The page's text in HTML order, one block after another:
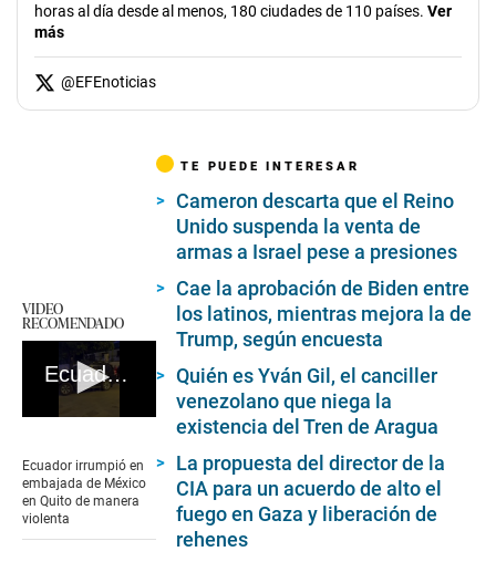
horas al día desde al menos, 180 ciudades de 110 países. Ver
más
@EFEnoticias
VIDEO
RECOMENDADO
Ecuador irrumpió en embajada de México en Quito de manera violenta
of
42
seconds
Ecuador irrumpió en
embajada de México
en Quito de manera
violenta
TE PUEDE INTERESAR
Cameron descarta que el Reino
Unido suspenda la venta de
armas a Israel pese a presiones
Cae la aprobación de Biden entre
los latinos, mientras mejora la de
Trump, según encuesta
Quién es Yván Gil, el canciller
venezolano que niega la
existencia del Tren de Aragua
La propuesta del director de la
CIA para un acuerdo de alto el
fuego en Gaza y liberación de
rehenes